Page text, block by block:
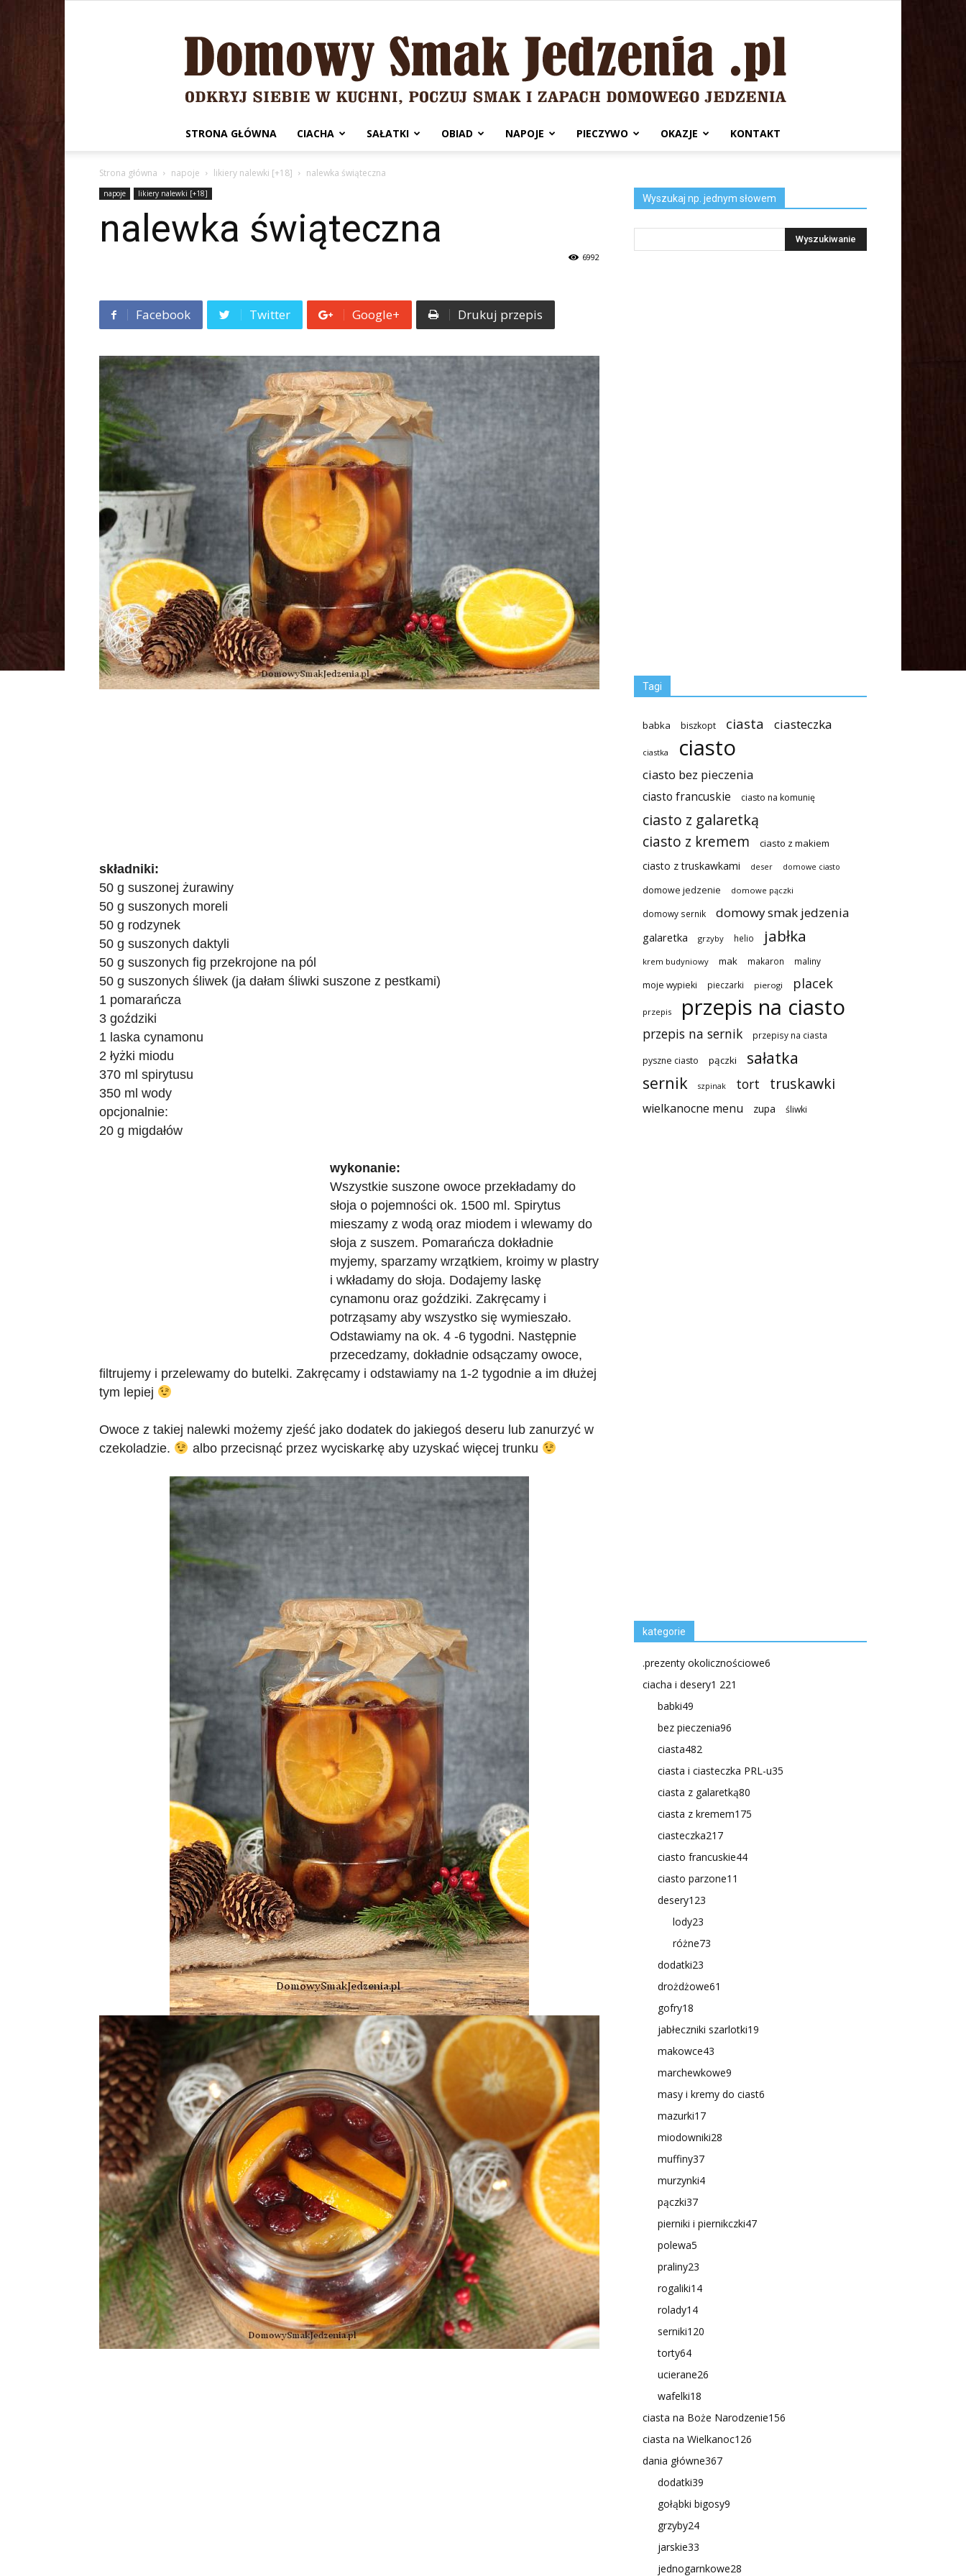
.pl
STRONA GŁÓWNA CIACHA SAŁATKI OBIAD NAPOJE PIECZYWO OKAZJE KONTAKT
Strona główna napoje likiery nalewki [+18] nalewka świąteczna
napoje likiery nalewki [+18]
nalewka świąteczna
6992
Facebook Twitter Google+ Drukuj przepis
składniki:
50 g suszonej żurawiny
50 g suszonych moreli
50 g rodzynek
50 g suszonych daktyli
50 g suszonych fig przekrojone na pól
50 g suszonych śliwek (ja dałam śliwki suszone z pestkami)
1 pomarańcza
3 goździki
1 laska cynamonu
2 łyżki miodu
370 ml spirytusu
350 ml wody
opcjonalnie:
20 g migdałów
wykonanie:
Wszystkie suszone owoce przekładamy do
słoja o pojemności ok. 1500 ml. Spirytus
mieszamy z wodą oraz miodem i wlewamy do
słoja z suszem. Pomarańcza dokładnie
myjemy, sparzamy wrzątkiem, kroimy w plastry
i wkładamy do słoja. Dodajemy laskę
cynamonu oraz goździki. Zakręcamy i
potrząsamy aby wszystko się wymieszało.
Odstawiamy na ok. 4 -6 tygodni. Następnie
przecedzamy, dokładnie odsączamy owoce,
filtrujemy i przelewamy do butelki. Zakręcamy i odstawiamy na 1-2 tygodnie a im dłużej
tym lepiej
Owoce z takiej nalewki możemy zjeść jako dodatek do jakiegoś deseru lub zanurzyć w
czekoladzie.
albo przecisnąć przez wyciskarkę aby uzyskać więcej trunku
Wyszukaj np. jednym słowem
Tagi
babka biszkopt ciasta ciasteczka
ciastka ciasto
ciasto bez pieczenia
ciasto francuskie ciasto na komunię
ciasto z galaretką
ciasto z kremem ciasto z makiem
ciasto z truskawkami deser domowe ciasto
domowe jedzenie domowe pączki
domowy sernik domowy smak jedzenia
galaretka grzyby helio jabłka
krem budyniowy mak makaron maliny
moje wypieki pieczarki pierogi placek
przepis przepis na ciasto
przepis na sernik przepisy na ciasta
pyszne ciasto pączki
sałatka
sernik
szpinak tort truskawki
wielkanocne menu zupa śliwki
kategorie
.prezenty okolicznościowe6
ciacha i desery1 221
babki49
bez pieczenia96
ciasta482
ciasta i ciasteczka PRL-u35
ciasta z galaretką80
ciasta z kremem175
ciasteczka217
ciasto francuskie44
ciasto parzone11
desery123
lody23
różne73
dodatki23
drożdżowe61
gofry18
jabłeczniki szarlotki19
makowce43
marchewkowe9
masy i kremy do ciast6
mazurki17
miodowniki28
muffiny37
murzynki4
pączki37
pierniki i piernikczki47
polewa5
praliny23
rogaliki14
rolady14
serniki120
torty64
ucierane26
wafelki18
ciasta na Boże Narodzenie156
ciasta na Wielkanoc126
dania główne367
dodatki39
gołąbki bigosy9
grzyby24
jarskie33
jednogarnkowe28